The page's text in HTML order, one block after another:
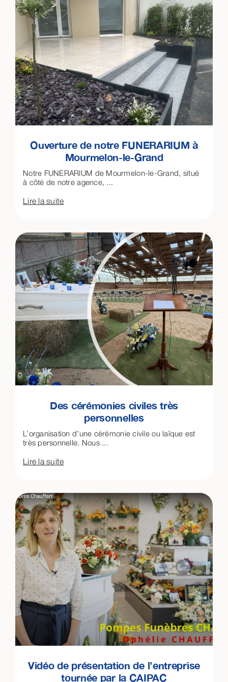
Ouverture de notre FUNERARIUM à
Mourmelon-le-Grand
Notre FUNERARIUM de Mourmelon-le-Grand, situé
à côté de notre agence, ...
Lire la suite
Des cérémonies civiles très
personnelles
L’organisation d’une cérémonie civile ou laïque est
très personnelle. Nous ...
Lire la suite
Vidéo de présentation de l’entreprise
tournée par la CAIPAC